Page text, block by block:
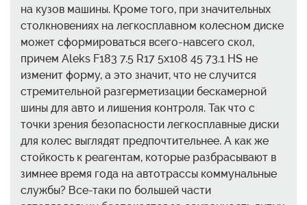
на кузов машины. Кроме того, при значительных
столкновениях на легкосплавном колесном диске
может сформироваться всего-навсего скол,
причем Aleks F183 7.5 R17 5x108 45 73.1 HS не
изменит форму, а это значит, что не случится
стремительной разгерметизации бескамерной
шины для авто и лишения контроля. Так что с
точки зрения безопасности легкосплавные диски
для колес выглядят предпочтительнее. А как же
стойкость к реагентам, которые разбрасывают в
зимнее время года на автотрассы коммунальные
службы? Все-таки по большей части